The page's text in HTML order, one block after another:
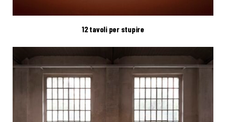
12 tavoli per stupire